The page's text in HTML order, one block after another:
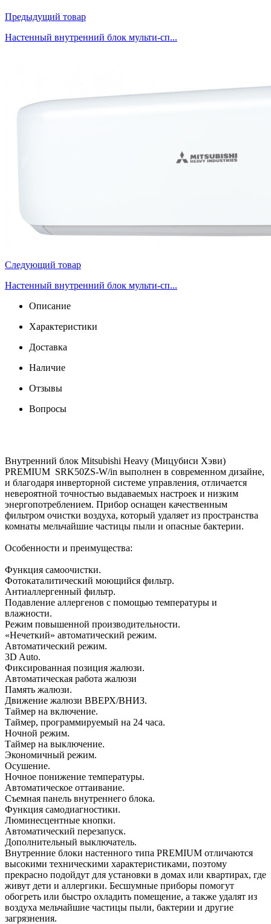
Предыдущий товар
Настенный внутренний блок мульти-сп...
Следующий товар
Настенный внутренний блок мульти-сп...
Описание
Характеристики
Доставка
Наличие
Отзывы
Вопросы
Внутренний блок Mitsubishi Heavy (Мицубиси Хэви)
PREMIUM SRK50ZS-W/in выполнен в современном дизайне,
и благодаря инверторной системе управления, отличается
невероятной точностью выдаваемых настроек и низким
энергопотреблением. Прибор оснащен качественным
фильтром очистки воздуха, который удаляет из пространства
комнаты мельчайшие частицы пыли и опасные бактерии.
Особенности и преимущества:
Функция самоочистки.
Фотокаталитический моющийся фильтр.
Антиаллергенный фильтр.
Подавление аллергенов с помощью температуры и
влажности.
Режим повышенной производительности.
«Нечеткий» автоматический режим.
Автоматический режим.
3D Auto.
Фиксированная позиция жалюзи.
Автоматическая работа жалюзи
Память жалюзи.
Движение жалюзи ВВЕРХ/ВНИЗ.
Таймер на включение.
Таймер, программируемый на 24 часа.
Ночной режим.
Таймер на выключение.
Экономичный режим.
Осушение.
Ночное понижение температуры.
Автоматическое оттаивание.
Съемная панель внутреннего блока.
Функция самодиагностики.
Люминесцентные кнопки.
Автоматический перезапуск.
Дополнительный выключатель.
Внутренние блоки настенного типа PREMIUM отличаются
высокими техническими характеристиками, поэтому
прекрасно подойдут для установки в домах или квартирах, где
живут дети и аллергики. Бесшумные приборы помогут
обогреть или быстро охладить помещение, а также удалят из
воздуха мельчайшие частицы пыли, бактерии и другие
загрязнения.